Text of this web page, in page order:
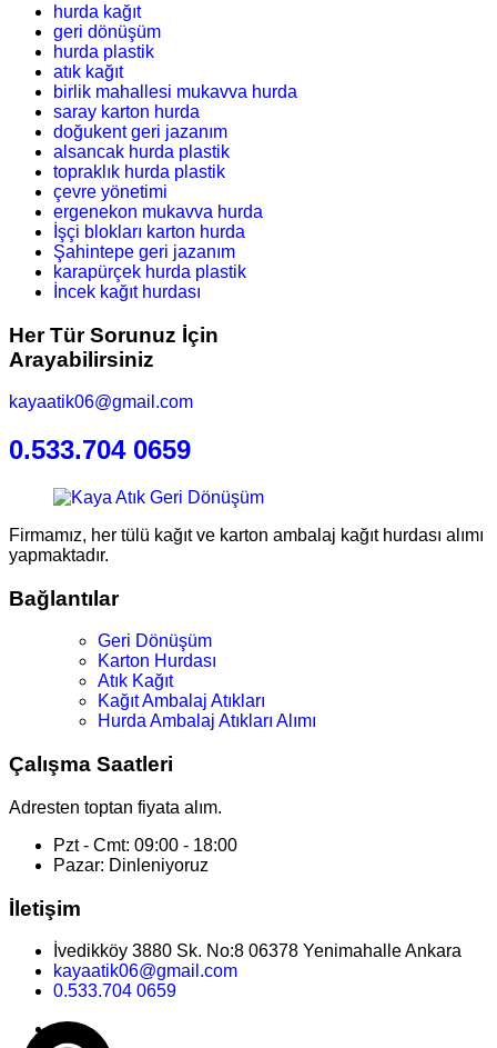
hurda kağıt
geri dönüşüm
hurda plastik
atık kağıt
birlik mahallesi mukavva hurda
saray karton hurda
doğukent geri jazanım
alsancak hurda plastik
topraklık hurda plastik
çevre yönetimi
ergenekon mukavva hurda
İşçi blokları karton hurda
Şahintepe geri jazanım
karapürçek hurda plastik
İncek kağıt hurdası
Her Tür Sorunuz İçin
Arayabilirsiniz
kayaatik06@gmail.com
0.533.704 0659
Firmamız, her tülü kağıt ve karton ambalaj kağıt hurdası alımı
yapmaktadır.
Bağlantılar
Geri Dönüşüm
Karton Hurdası
Atık Kağıt
Kağıt Ambalaj Atıkları
Hurda Ambalaj Atıkları Alımı
Çalışma Saatleri
Adresten toptan fiyata alım.
Pzt - Cmt: 09:00 - 18:00
Pazar: Dinleniyoruz
İletişim
İvedikköy 3880 Sk. No:8 06378 Yenimahalle Ankara
kayaatik06@gmail.com
0.533.704 0659